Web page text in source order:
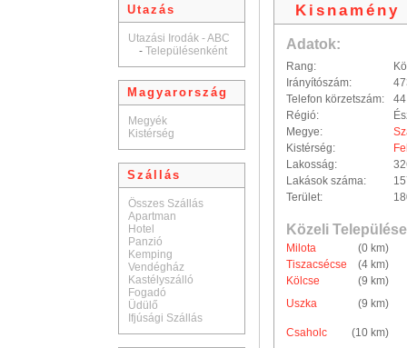
Utazás
Utazási Irodák - ABC
- Településenként
Magyarország
Megyék
Kistérség
Szállás
Összes Szállás
Apartman
Hotel
Panzió
Kemping
Vendégház
Kastélyszálló
Fogadó
Üdülő
Ifjúsági Szállás
Kisnamény
Adatok:
Rang:
Irányítószám:
Telefon körzetszám:
44
Régió:
Megye:
Kistérség:
Lakosság:
Lakások száma:
Terület:
Közeli
Milota
(0 km)
Tiszacsécse
(4 km)
Kölcse
(9 km)
Uszka
(9 km)
Csaholc
(10 km)